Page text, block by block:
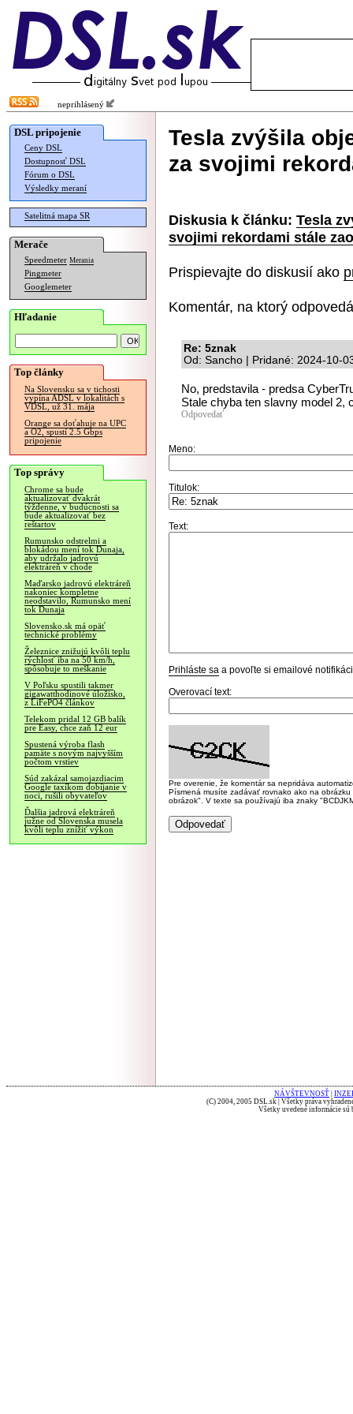
neprihlásený
DSL pripojenie
Ceny DSL
Dostupnosť DSL
Fórum o DSL
Výsledky meraní
Satelitná mapa SR
Merače
Speedmeter Merania
Pingmeter
Googlemeter
Hľadanie
Top články
Na Slovensku sa v tichosti
vypína ADSL v lokalitách s
VDSL, už 31. mája
Orange sa doťahuje na UPC
a O2, spustí 2.5 Gbps
pripojenie
Top správy
Chrome sa bude
aktualizovať dvakrát
týždenne, v budúcnosti sa
bude aktualizovať bez
reštartov
Rumunsko odstrelmi a
blokádou mení tok Dunaja,
aby udržalo jadrovú
elektráreň v chode
Maďarsko jadrovú elektráreň
nakoniec kompletne
neodstavilo, Rumunsko mení
tok Dunaja
Slovensko.sk má opäť
technické problémy
Železnice znižujú kvôli teplu
rýchlosť iba na 50 km/h,
spôsobuje to meškanie
V Poľsku spustili takmer
gigawatthodinové úložisko,
z LiFePO4 článkov
Telekom pridal 12 GB balík
pre Easy, chce zaň 12 eur
Spustená výroba flash
pamäte s novým najvyšším
počtom vrstiev
Súd zakázal samojazdiacim
Google taxíkom dobíjanie v
noci, rušili obyvateľov
Ďalšia jadrová elektráreň
južne od Slovenska musela
kvôli teplu znížiť výkon
Tesla zvýšila
za svojimi
Diskusia k článku: Tesla
svojimi rekordami stále
Prispievajte do diskusií ako
Komentár, na ktorý
Re: 5znak
Od: Sancho | Pridané: 2024-10-
No, predstavila - predsa
Stale chyba ten slavny model 2,
Odpovedať
Meno:
Titulok:
Text:
Prihláste sa a povoľte si emailové
Overovací text:
Pre overenie, že komentár sa nepridáva
Písmená musíte zadávať rovnako ako na
obrázok". V texte sa používajú iba znaky
NÁVŠTEVNOSŤ
(C) 2004, 2005 DSL.sk | Všetky práva
Všetky uvedené informácie sú